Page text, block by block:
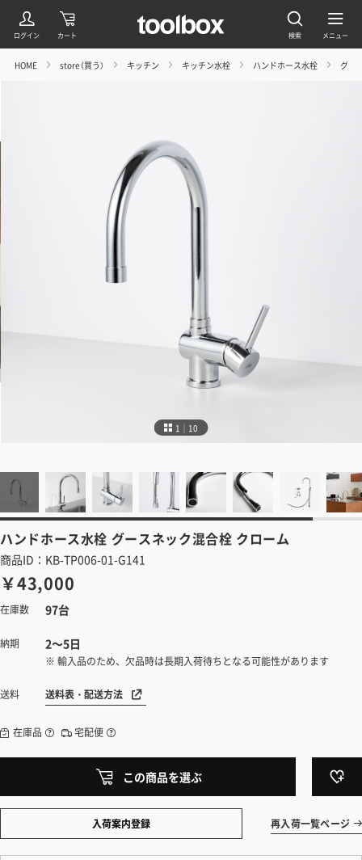
HOME store（買う） キッチン キッチン水栓 ハンドホース水栓 グー
1｜10
ハンドホース水栓 グースネック混合栓 クローム
商品ID：KB-TP006-01-G141
￥43,000
在庫数 97台
納期 2～5日
※ 輸入品のため、欠品時は長期入荷待ちとなる可能性があります
送料 送料表・配送方法
在庫品 宅配便
この商品を選ぶ
入荷案内登録 再入荷一覧ページ